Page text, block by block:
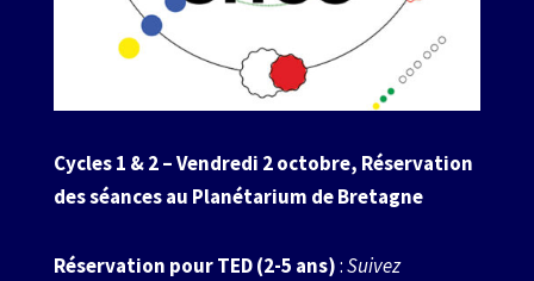
Cycles 1 & 2 – Vendredi 2 octobre, Réservation
des séances au Planétarium de Bretagne
Réservation pour TED (2-5 ans):Suivez